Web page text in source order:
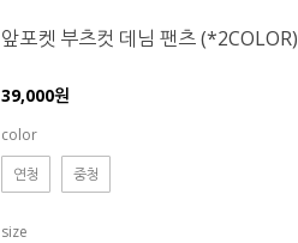
앞포켓 부츠컷 데님 팬츠 (*2COLOR)
39,000원
color
연청
중청
size